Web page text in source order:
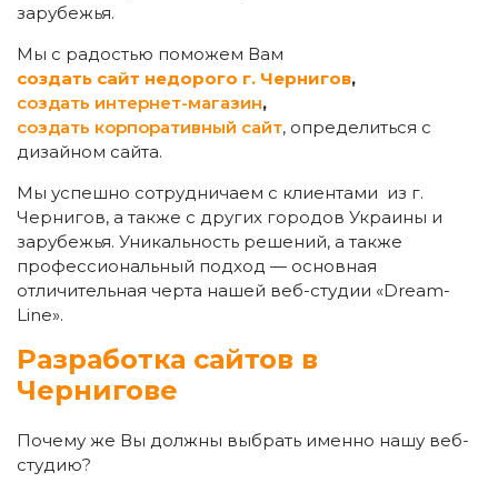
зарубежья.
Мы с радостью поможем Вам
создать сайт недорого г. Чернигов,
создать интернет-магазин,
создать корпоративный сайт, определиться с
дизайном сайта.
Мы успешно сотрудничаем с клиентами из г.
Чернигов, а также с других городов Украины и
зарубежья. Уникальность решений, а также
профессиональный подход — основная
отличительная черта нашей веб-студии «Dream-
Line».
Разработка сайтов в
Чернигове
Почему же Вы должны выбрать именно нашу веб-
студию?